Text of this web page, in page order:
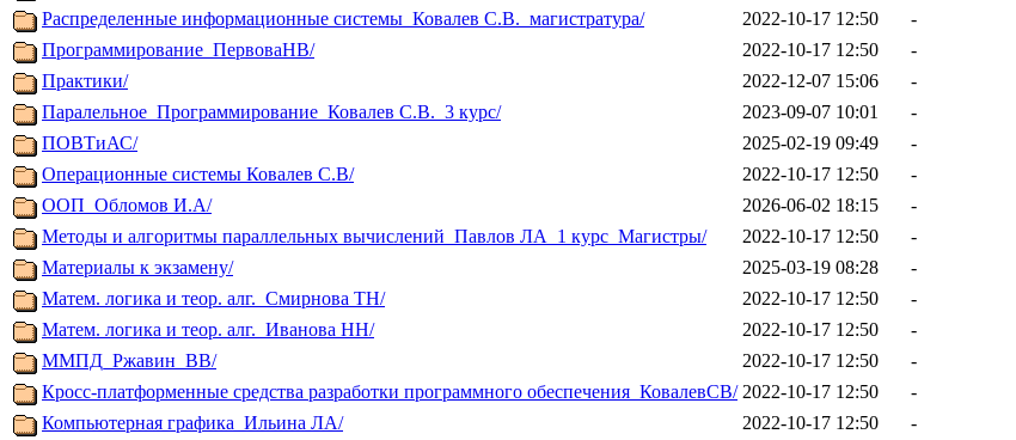
Распределенные информационные системы_Ковалев С.В._магистратура/
2022-10-17 12:50
-
Программирование_ПервоваНВ/
2022-10-17 12:50
-
Практики/
2022-12-07 15:06
-
Паралельное_Программирование_Ковалев С.В._3 курс/
2023-09-07 10:01
-
ПОВТиАС/
2025-02-19 09:49
-
Операционные системы Ковалев С.В/
2022-10-17 12:50
-
ООП_Обломов И.А/
2026-06-02 18:15
-
Методы и алгоритмы параллельных вычислений_Павлов ЛА_1 курс_Магистры/
2022-10-17 12:50
-
Материалы к экзамену/
2025-03-19 08:28
-
Матем. логика и теор. алг._Смирнова ТН/
2022-10-17 12:50
-
Матем. логика и теор. алг._Иванова НН/
2022-10-17 12:50
-
ММПД_Ржавин_ВВ/
2022-10-17 12:50
-
Кросс-платформенные средства разработки программного обеспечения_КовалевСВ/ 2022-10-17 12:50
-
Компьютерная графика_Ильина ЛА/
2022-10-17 12:50 -